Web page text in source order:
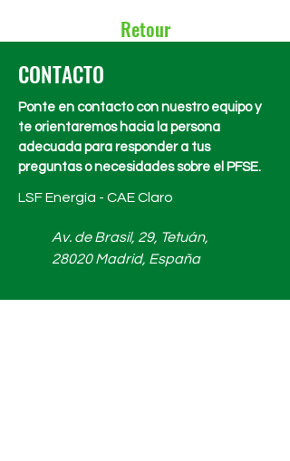
Retour
CONTACTO
Ponte en contacto con nuestro equipo y
te orientaremos hacia la persona
adecuada para responder a tus
preguntas o necesidades sobre el PFSE.
LSF Energía - CAE Claro
Av. de Brasil, 29, Tetuán,
28020 Madrid, España